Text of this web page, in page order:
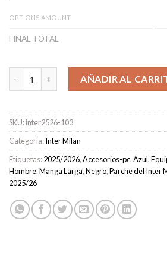
OPTIONS AMOUNT
FINAL TOTAL
Camiseta Inter Milan Primera
AÑADIR AL
SKU:inter2526-103
Categoría:Inter Milan
Etiquetas:2025/2026,Accesorios-pc,Azul,
Hombre,Manga Larga,Negro,Parche del Inter
2025/26